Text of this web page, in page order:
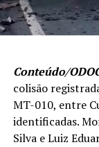
Conteúdo/
colisão
MT-010, entre
identificadas.
Silva e Luiz